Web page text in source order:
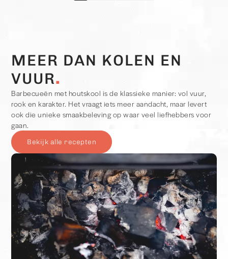
MEER DAN KOLEN EN
VUUR
Barbecueën met houtskool is de klassieke manier: vol vuur,
rook en karakter. Het vraagt iets meer aandacht, maar levert
ook die unieke smaakbeleving op waar veel liefhebbers voor
gaan.
Bekijk alle recepten